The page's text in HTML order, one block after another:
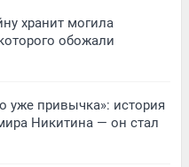
хранит могила
обожали
уже привычка»: история
Никитина — он стал